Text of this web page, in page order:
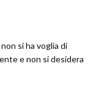
si ha voglia di
e non si desidera